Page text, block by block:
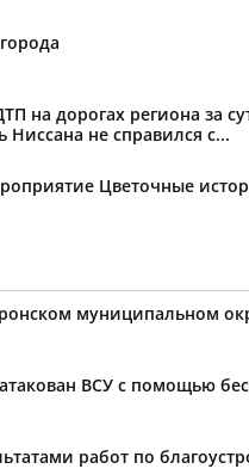
на дорогах региона за
Ниссана не справился с...
Цветочные
муниципальном
ВСУ с помощью
работ по